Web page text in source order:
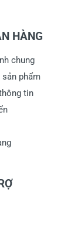
HÀNG
chung
sản phẩm
tin